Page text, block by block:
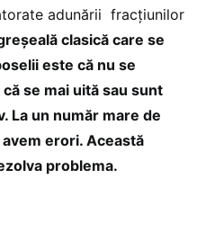
adunării fracțiunilor
clasică care se
este că nu se
se mai uită sau sunt
La un număr mare de
erori. Această
problema.